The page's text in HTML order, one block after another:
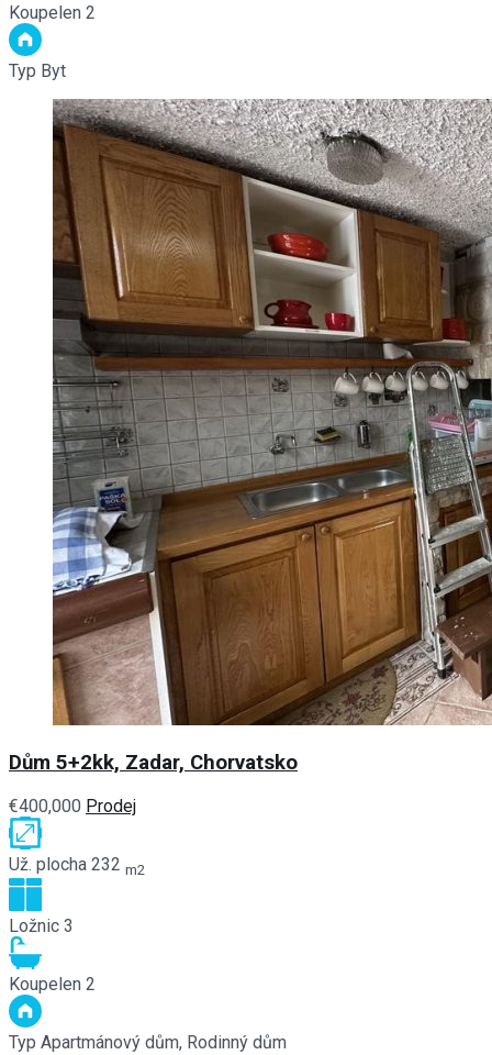
Koupelen 2
Typ Byt
Dům 5+2kk, Zadar, Chorvatsko
€400,000 Prodej
Už. plocha 232 m2
Ložnic 3
Koupelen 2
Typ Apartmánový dům, Rodinný dům